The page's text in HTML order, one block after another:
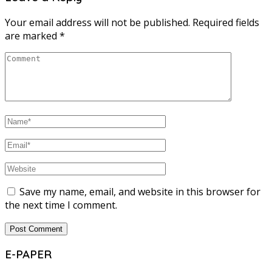
Your email address will not be published. Required fields
are marked *
Save my name, email, and website in this browser for
the next time I comment.
E-PAPER